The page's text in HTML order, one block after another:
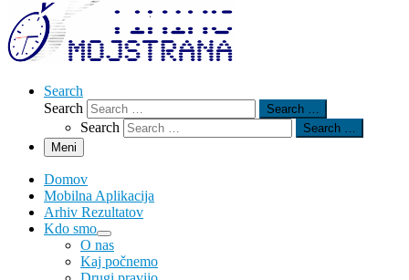
Search
Search
Search …
Search
Search …
Meni
Domov
Mobilna Aplikacija
Arhiv Rezultatov
Kdo smo
O nas
Kaj počnemo